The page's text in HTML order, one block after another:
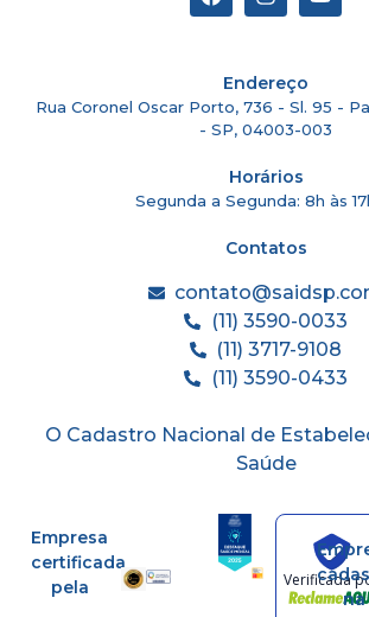
Endereço
Rua Coronel Oscar Porto, 736 - Sl. 95 -
- SP, 04003-003
Horários
Segunda a Segunda: 8h às
Contatos
(11) 3590-0033
(11) 3717-9108
(11) 3590-0433
O Cadastro Nacional de
Saúde
Empresa
certificada
pela
Verificada
na